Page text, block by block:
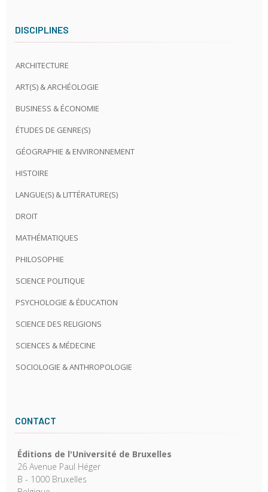
DISCIPLINES
ARCHITECTURE
ART(S) & ARCHÉOLOGIE
BUSINESS & ÉCONOMIE
ÉTUDES DE GENRE(S)
GÉOGRAPHIE & ENVIRONNEMENT
HISTOIRE
LANGUE(S) & LITTÉRATURE(S)
DROIT
MATHÉMATIQUES
PHILOSOPHIE
SCIENCE POLITIQUE
PSYCHOLOGIE & ÉDUCATION
SCIENCE DES RELIGIONS
SCIENCES & MÉDECINE
SOCIOLOGIE & ANTHROPOLOGIE
CONTACT
Éditions de l'Université de Bruxelles
26 Avenue Paul Héger
B - 1000 Bruxelles